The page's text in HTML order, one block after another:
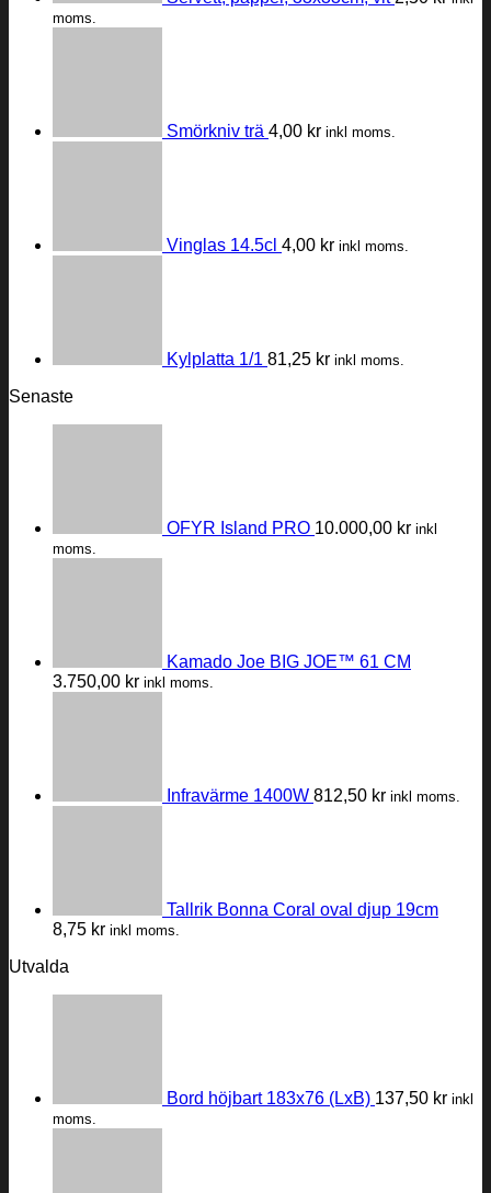
moms.
Smörkniv trä 4,00 kr inkl moms.
Vinglas 14.5cl 4,00 kr inkl moms.
Kylplatta 1/1 81,25 kr inkl moms.
Senaste
OFYR Island PRO 10.000,00 kr inkl
moms.
Kamado Joe BIG JOE™ 61 CM
3.750,00 kr inkl moms.
Infravärme 1400W 812,50 kr inkl moms.
Tallrik Bonna Coral oval djup 19cm
8,75 kr inkl moms.
Utvalda
Bord höjbart 183x76 (LxB) 137,50 kr inkl
moms.